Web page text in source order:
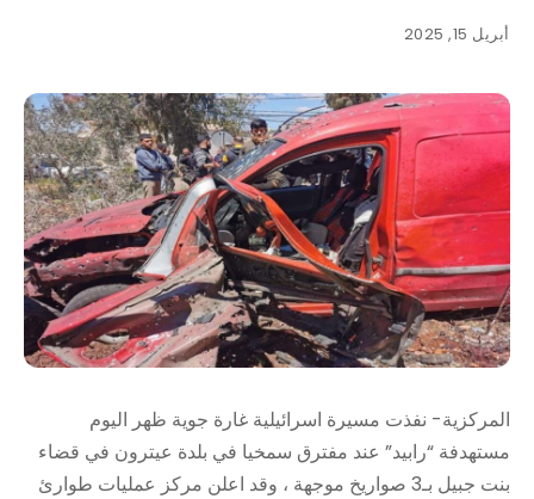
أبريل 15, 2025
المركزية- نفذت مسيرة اسرائيلية غارة جوية ظهر اليوم
مستهدفة “رابيد” عند مفترق سمخيا في بلدة عيترون في قضاء
بنت جبيل بـ3 صواريخ موجهة ، وقد اعلن مركز عمليات طوارئ